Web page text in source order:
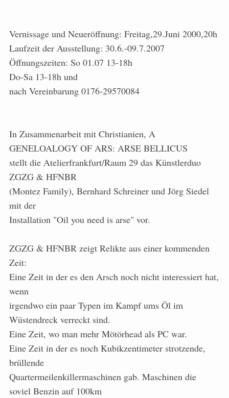
Vernissage und Neueröffnung: Freitag,29.Juni 2000,20h
Laufzeit der Ausstellung: 30.6.-09.7.2007
Öffnungszeiten: So 01.07 13-18h
Do-Sa 13-18h und
nach Vereinbarung 0176-29570084
In Zusammenarbeit mit Christianien, A
GENELOALOGY OF ARS: ARSE BELLICUS
stellt die Atelierfrankfurt/Raum 29 das Künstlerduo
ZGZG & HFNBR
(Montez Family), Bernhard Schreiner und Jörg Siedel
mit der
Installation "Oil you need is arse" vor.
ZGZG & HFNBR zeigt Relikte aus einer kommenden
Zeit:
Eine Zeit in der es den Arsch noch nicht interessiert hat,
wenn
irgendwo ein paar Typen im Kampf ums Öl im
Wüstendreck verreckt sind.
Eine Zeit, wo man mehr Mötörhead als PC war.
Eine Zeit in der es noch Kubikzentimeter strotzende,
brüllende
Quartermeilenkillermaschinen gab. Maschinen die
soviel Benzin auf 100km